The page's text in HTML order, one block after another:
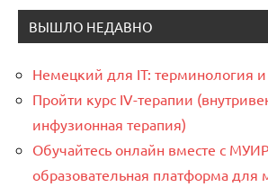
ВЫШЛО НЕДАВНО
Немецкий для IT: терминология и
Пройти курс IV-терапии
инфузионная терапия)
Обучайтесь онлайн вместе с
образовательная платформа для